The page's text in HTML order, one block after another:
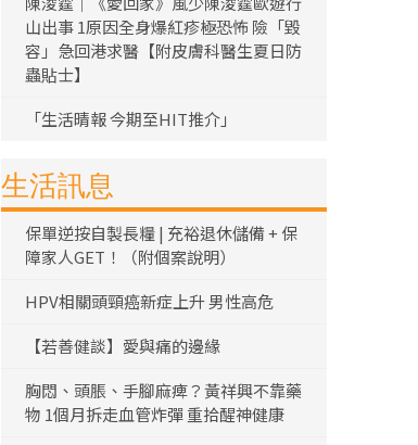
山出事 1原因全身爆紅疹極恐怖 險「毀
容」急回港求醫【附皮膚科醫生夏日防
蟲貼士】
「生活晴報 今期至HIT推介」
生活訊息
保單逆按自製長糧 | 充裕退休儲備 + 保
障家人GET！（附個案說明）
HPV相關頭頸癌新症上升 男性高危
【若善健談】愛與痛的邊緣
胸悶、頭脹、手腳麻痺？黃祥興不靠藥
物 1個月拆走血管炸彈 重拾醒神健康